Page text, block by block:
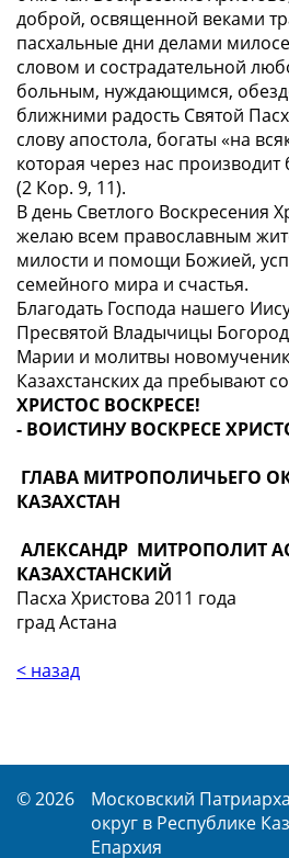
доброй, освященной веками
пасхальные дни делами
словом и сострадательной
больным, нуждающимся,
ближними радость Святой
слову апостола, богаты «на
которая через нас производит
(2 Кор. 9, 11).
В день Светлого Воскресения
желаю всем православным
милости и помощи Божией,
семейного мира и счастья.
Благодать Господа нашего
Пресвятой Владычицы
Марии и молитвы
Казахстанских да пребывают
ХРИСТОС ВОСКРЕСЕ!
- ВОИСТИНУ ВОСКРЕСЕ
ГЛАВА МИТРОПОЛИЧЬЕГО
КАЗАХСТАН
АЛЕКСАНДР МИТРОПОЛИТ
КАЗАХСТАНСКИЙ
Пасха Христова 2011 года
град Астана
< назад
© 2026
Московский
округ в Республике
Епархия